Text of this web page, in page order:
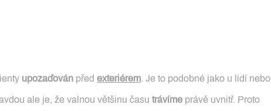
upozaďován před exteriérem . Je to podobné jako u lidí nebo
ale je, že valnou většinu času trávíme právě uvnitř. Proto